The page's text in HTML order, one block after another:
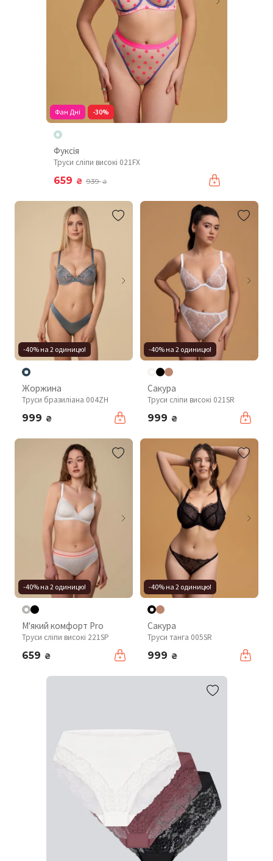
Фан Дні -30%
Фуксія
Труси сліпи високі 021FX
659 ₴ 939₴
-40% на 2 одиницю!
Жоржина
Труси бразиліана 004ZH
999 ₴
-40% на 2 одиницю!
Сакура
Труси сліпи високі 021SR
999 ₴
-40% на 2 одиницю!
М'який комфорт Pro
Труси сліпи високі 221SP
659 ₴
-40% на 2 одиницю!
Сакура
Труси танга 005SR
999 ₴